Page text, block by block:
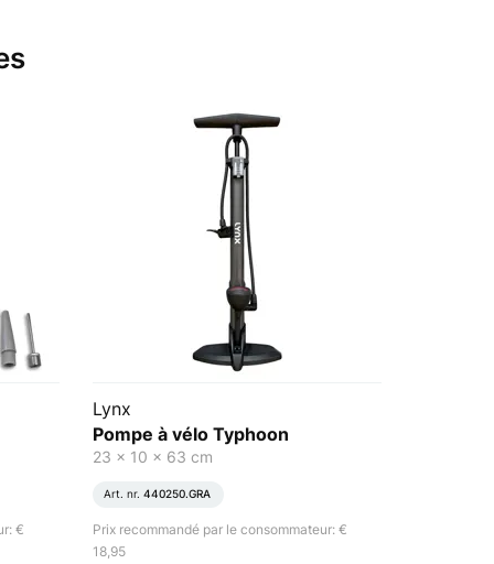
€
Lynx
Pompe à vélo Typhoon
23 x 10 x 63 cm
Art. nr. 440250.GRA
Prix recommandé par le consommateur: €
18,95